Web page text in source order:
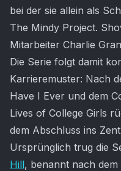
bei der sie allein als
The Mindy Project.
Mitarbeiter Charlie
Die Serie folgt damit
Karrieremuster: Nach
Have I Ever und dem
Lives of College Girls
dem Abschluss ins
Ursprünglich trug die
Hill, benannt nach